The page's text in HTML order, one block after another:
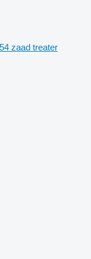
zaad treater